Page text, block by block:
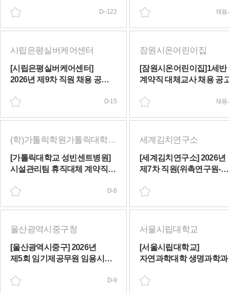
D--122 채용
시립은평실버케어센터
[시립은평실버케어센터]
2026년 제9차 직원 채용 공고
(~08/24(월))
D-15
잠원시온어린이집
[잠원시온어린이집]1세반
계약직 대체교사 채용 공
채용
(학)가톨릭학원가톨릭대학교성빈센트병원
[가톨릭대학교 성빈센트병원]
시설관리팀 휴직대체 계약직
(~08/17(월))
D-8
세계김치연구소
[세계김치연구소] 2026년
제7차 직원(위촉연구원-
(~08/21(금))
울산광역시중구청
[울산광역시중구] 2026년
제5회 임기제공무원 임용시험
D-9
서울시립대학교
[서울시립대학교]
자연과학대학 생명과학
경력 채용) 적격자 구인